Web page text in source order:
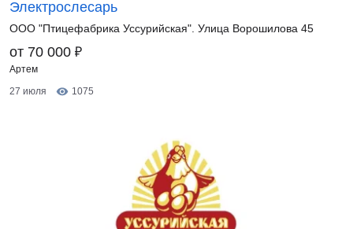
Электрослесарь
ООО "Птицефабрика Уссурийская". Улица Ворошилова 45
от 70 000 ₽
Артем
27 июля
1075